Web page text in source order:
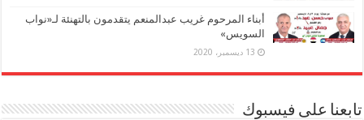
أبناء المرحوم غريب عبدالمنعم يتقدمون بالتهنئة لـ«نواب
السويس»
13 ديسمبر، 2020
تابعنا على فيسبوك